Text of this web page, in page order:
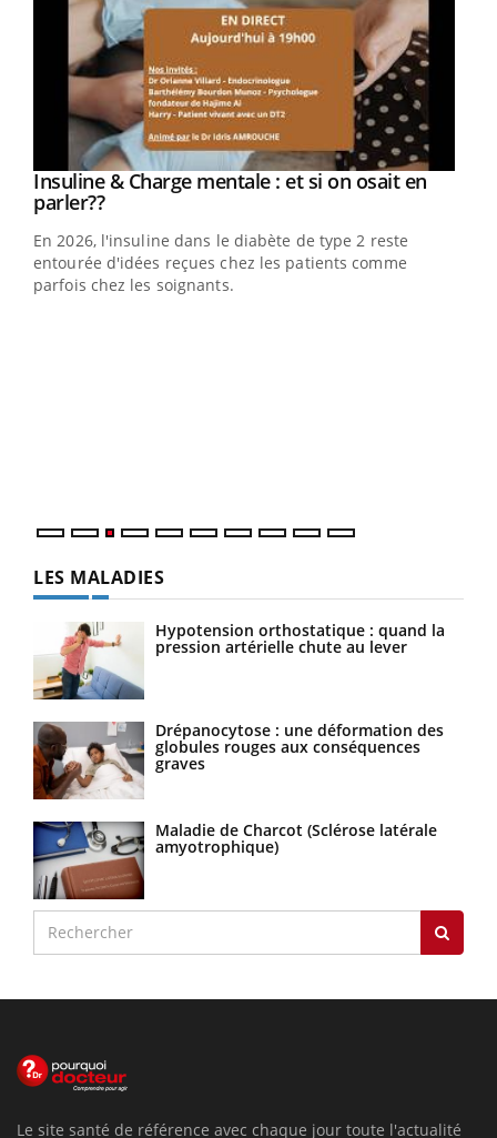
Youtube
Insuline & Charge mentale : et si on osait en
parler??Youtube
En 2026, l'insuline dans le diabète de type 2 reste
entourée d'idées reçues chez les patients comme
parfois chez les soignants.
LES MALADIES
Hypotension orthostatique : quand la
pression artérielle chute au lever
Drépanocytose : une déformation des
globules rouges aux conséquences
graves
Maladie de Charcot (Sclérose latérale
amyotrophique)
Le site santé de référence avec chaque jour toute l'actualité